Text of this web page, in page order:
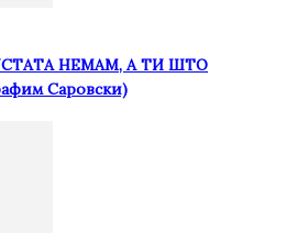
НЕМАМ, А ТИ ШТО
Саровски)